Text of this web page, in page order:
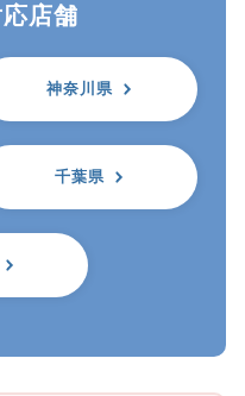
店舗
神奈川県
千葉県